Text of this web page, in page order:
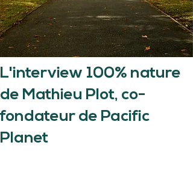
L'interview 100% nature
de Mathieu Plot, co-
fondateur de Pacific
Planet